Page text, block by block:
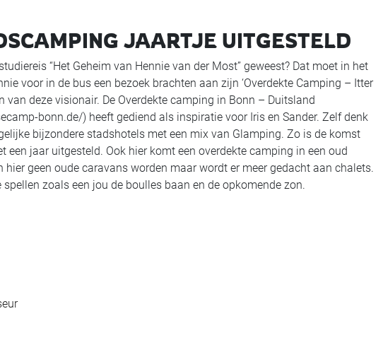
JAARTJE UITGESTELD
“Het Geheim van Hennie van der Most” geweest? Dat moet in het
voor in de bus een bezoek brachten aan zijn ‘Overdekte Camping – Itter
van deze visionair. De Overdekte camping in Bonn – Duitsland
bonn.de/) heeft gediend als inspiratie voor Iris en Sander. Zelf denk
bijzondere stadshotels met een mix van Glamping. Zo is de komst
jaar uitgesteld. Ook hier komt een overdekte camping in een oud
geen oude caravans worden maar wordt er meer gedacht aan chalets.
zoals een jou de boulles baan en de opkomende zon.